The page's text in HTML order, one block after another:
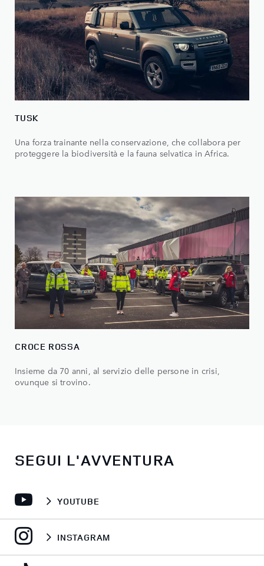
TUSK
Una forza trainante nella conservazione, che collabora per
proteggere la biodiversità e la fauna selvatica in Africa.
CROCE ROSSA
Insieme da 70 anni, al servizio delle persone in crisi,
ovunque si trovino.
SEGUI L'AVVENTURA
YOUTUBE
INSTAGRAM